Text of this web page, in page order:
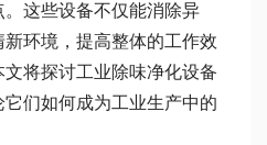
这些设备不仅能消除异
环境，提高整体的工作效
将探讨工业除味净化设备
们如何成为工业生产中的